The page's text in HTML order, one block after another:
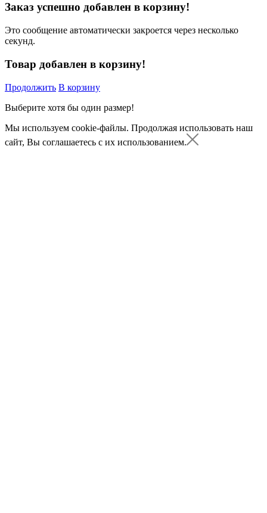
Заказ успешно добавлен в корзину!
Это сообщение автоматически закроется через несколько
секунд.
Товар добавлен в корзину!
Продолжить В корзину
Выберите хотя бы один размер!
Мы используем cookie-файлы. Продолжая использовать наш
сайт, Вы соглашаетесь с их использованием.